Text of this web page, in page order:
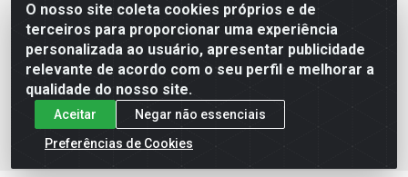
O nosso site coleta cookies próprios e de
terceiros para proporcionar uma experiência
personalizada ao usuário, apresentar publicidade
relevante de acordo com o seu perfil e melhorar a
qualidade do nosso site.
Aceitar
Negar não essenciais
Preferências de Cookies
Mix Alimentos LTDA - Quadra Asr Ne 55 (412 Norte), Alameda
02, S/N - Plano Diretor Norte, Palmas/TO - CEP 77.006-540 -
CNPJ 05.922.500/0001-02